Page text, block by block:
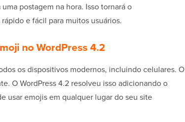
postagem na hora. Isso tornará o
e fácil para muitos usuários.
no WordPress 4.2
os dispositivos modernos, incluindo celulares. O
O WordPress 4.2 resolveu isso adicionando o
usar emojis em qualquer lugar do seu site